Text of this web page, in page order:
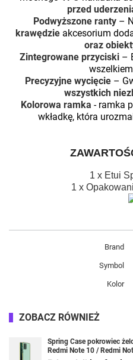
przed
Podwyższone ranty–
krawędzieakcesorium
oraz
Zintegrowane przyciski–
Precyzyjne wycięcie –
wszystkich
Kolorowa ramka - ramka
wkładkę, która
1 x Etui
1 x
Brand
Symbol
Kolor
ZOBACZ RÓWNIEŻ
Spring Case pokrowiec
Redmi Note 10 / Redmi